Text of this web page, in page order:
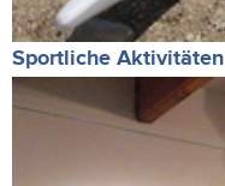
Sportliche Aktivitäten